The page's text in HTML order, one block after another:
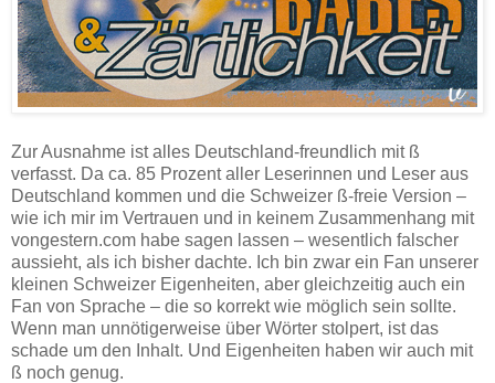
Zur Ausnahme ist alles Deutschland-freundlich mit ß
verfasst. Da ca. 85 Prozent aller Leserinnen und Leser aus
Deutschland kommen und die Schweizer ß-freie Version –
wie ich mir im Vertrauen und in keinem Zusammenhang mit
vongestern.com habe sagen lassen – wesentlich falscher
aussieht, als ich bisher dachte. Ich bin zwar ein Fan unserer
kleinen Schweizer Eigenheiten, aber gleichzeitig auch ein
Fan von Sprache – die so korrekt wie möglich sein sollte.
Wenn man unnötigerweise über Wörter stolpert, ist das
schade um den Inhalt. Und Eigenheiten haben wir auch mit
ß noch genug.